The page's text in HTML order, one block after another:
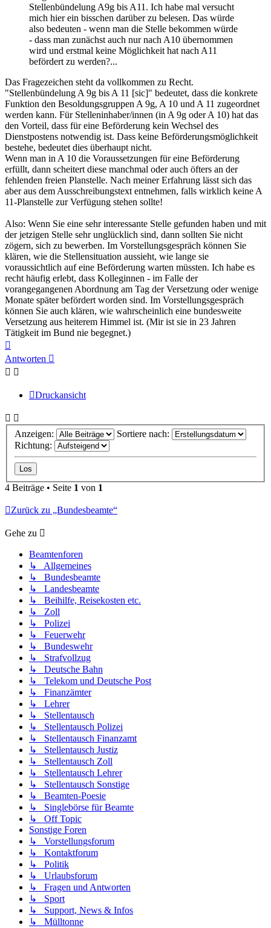
Stellenbündelung A9g bis A11. Ich habe mal versucht
mich hier ein bisschen darüber zu belesen. Das würde
also bedeuten - wenn man die Stelle bekommen würde
- dass man zunächst auch nur nach A10 übernommen
wird und erstmal keine Möglichkeit hat nach A11
befördert zu werden?...
Das Fragezeichen steht da vollkommen zu Recht.
"Stellenbündelung A 9g bis A 11 [sic]" bedeutet, dass die konkrete
Funktion den Besoldungsgruppen A 9g, A 10 und A 11 zugeordnet
werden kann. Für Stelleninhaber/innen (in A 9g oder A 10) hat das
den Vorteil, dass für eine Beförderung kein Wechsel des
Dienstpostens notwendig ist. Dass keine Beförderungsmöglichkeit
bestehe, bedeutet dies überhaupt nicht.
Wenn man in A 10 die Voraussetzungen für eine Beförderung
erfüllt, dann scheitert diese manchmal oder auch öfters an der
fehlenden freien Planstelle. Nach meiner Erfahrung lässt sich das
aber aus dem Ausschreibungstext entnehmen, falls wirklich keine A
11-Planstelle zur Verfügung stehen sollte!
Also: Wenn Sie eine sehr interessante Stelle gefunden haben und mit
der jetzigen Stelle sehr unglücklich sind, dann sollten Sie nicht
zögern, sich zu bewerben. Im Vorstellungsgespräch können Sie
klären, wie die Stellensituation aussieht, wie lange sie
voraussichtlich auf eine Beförderung warten müssten. Ich habe es
recht häufig erlebt, dass Kolleginnen - im Falle der
vorangegangenen Abordnung am Tag der Versetzung oder wenige
Monate später befördert worden sind. Im Vorstellungsgespräch
können Sie auch klären, wie wahrscheinlich eine bundesweite
Versetzung aus heiterem Himmel ist. (Mir ist sie in 23 Jahren
Tätigkeit im Bund nie begegnet.)
oben
Antworten
Druckansicht
Anzeigen:
Sortiere nach:
Richtung:
4 Beiträge • Seite 1 von 1
Zurück zu „Bundesbeamte“
Gehe zu
Beamtenforen
↳ Allgemeines
↳ Bundesbeamte
↳ Landesbeamte
↳ Beihilfe, Reisekosten etc.
↳ Zoll
↳ Polizei
↳ Feuerwehr
↳ Bundeswehr
↳ Strafvollzug
↳ Deutsche Bahn
↳ Telekom und Deutsche Post
↳ Finanzämter
↳ Lehrer
↳ Stellentausch
↳ Stellentausch Polizei
↳ Stellentausch Finanzamt
↳ Stellentausch Justiz
↳ Stellentausch Zoll
↳ Stellentausch Lehrer
↳ Stellentausch Sonstige
↳ Beamten-Poesie
↳ Singlebörse für Beamte
↳ Off Topic
Sonstige Foren
↳ Vorstellungsforum
↳ Kontaktforum
↳ Politik
↳ Urlaubsforum
↳ Fragen und Antworten
↳ Sport
↳ Support, News & Infos
↳ Mülltonne